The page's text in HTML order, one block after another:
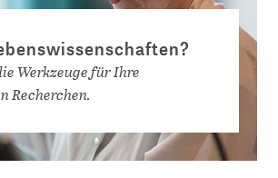
Werkzeuge für Ihre
Recherchen.